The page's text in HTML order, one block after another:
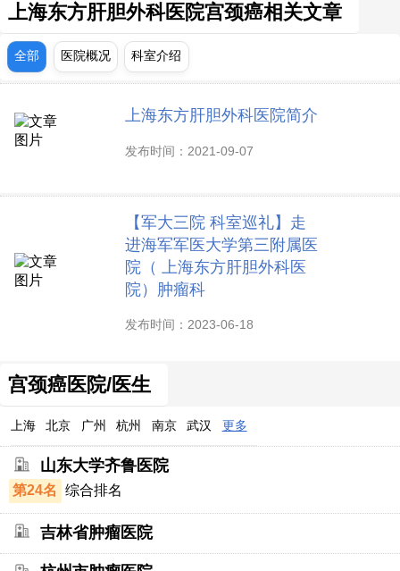
上海东方肝胆外科医院宫颈癌相关文章
全部 医院概况 科室介绍
上海东方肝胆外科医院简介
发布时间：2021-09-07
【军大三院 科室巡礼】走
进海军军医大学第三附属医
院（ 上海东方肝胆外科医
院）肿瘤科
发布时间：2023-06-18
宫颈癌医院/医生
上海 北京 广州 杭州 南京 武汉 更多
山东大学齐鲁医院
第24名 综合排名
吉林省肿瘤医院